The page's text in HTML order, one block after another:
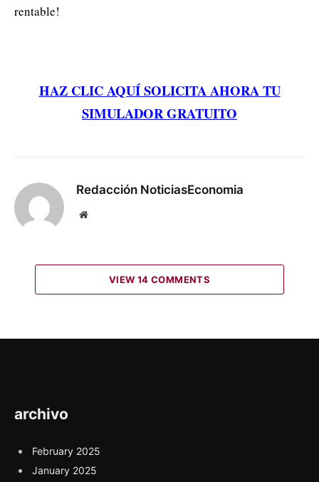
rentable!
HAZ CLIC AQUÍ SOLICITA AHORA TU
SIMULADOR GRATUITO
Redacción NoticiasEconomia
Website
VIEW 14 COMMENTS
archivo
February 2025
January 2025